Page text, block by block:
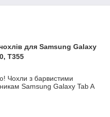
для Samsung Galaxy
T355
Чохли з барвистими
Samsung Galaxy Tab A